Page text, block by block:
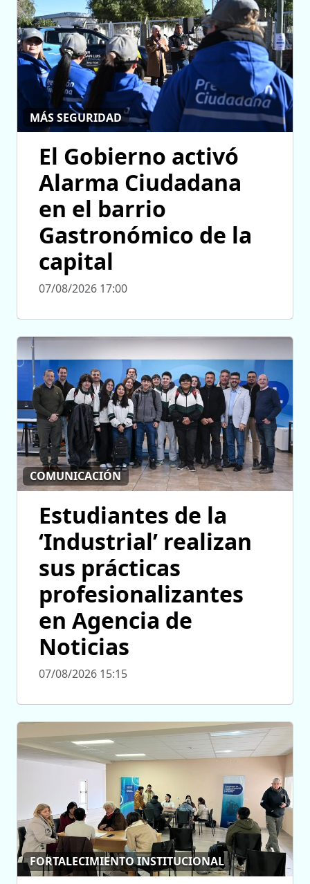
MÁS SEGURIDAD
El Gobierno activó
Alarma Ciudadana
en el barrio
Gastronómico de la
capital
07/08/2026 17:00
COMUNICACIÓN
Estudiantes de la
‘Industrial’ realizan
sus prácticas
profesionalizantes
en Agencia de
Noticias
07/08/2026 15:15
FORTALECIMIENTO INSTITUCIONAL